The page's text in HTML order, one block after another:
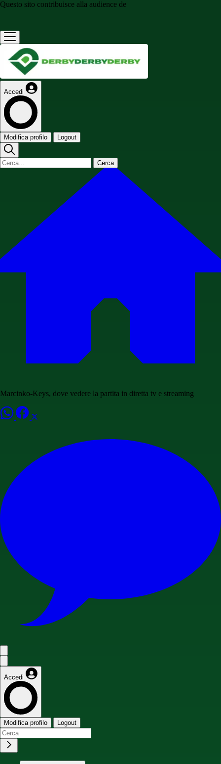
Questo sito contribuisce alla audience de
Accedi
Modifica profilo Logout
Cerca
Marcinko-Keys, dove vedere la partita in diretta tv e streaming
Accedi
Modifica profilo Logout